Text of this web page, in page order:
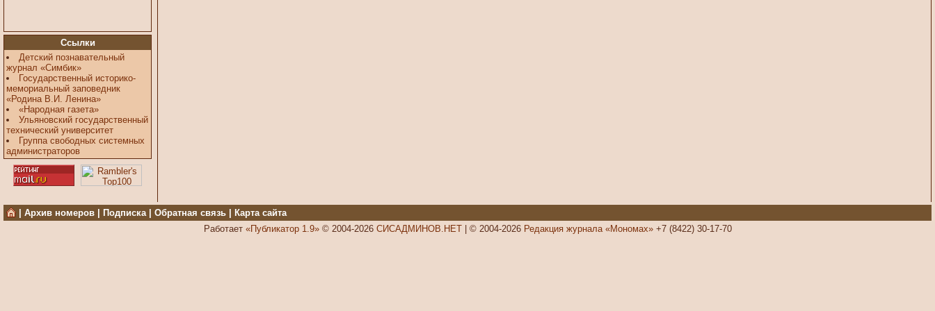
Ссылки
Детский познавательный
журнал «Симбик»
Государственный историко-
мемориальный заповедник
«Родина В.И. Ленина»
«Народная газета»
Ульяновский государственный
технический университет
Группа свободных системных
администраторов
Архив номеров Подписка| Обратная связь
Карта сайта
Работает «Публикатор 1.9»© 2004-2026 СИСАДМИНОВ.НЕТ| © 2004-2026 Редакция журнала «Мономах»+7 (8422) 30-17-70